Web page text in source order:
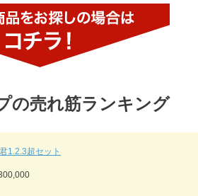
の売れ筋ランキング
1.2.3超セット